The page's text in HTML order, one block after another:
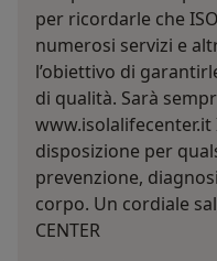
per ricordarle che
numerosi servizi e
l’obiettivo di
di qualità. Sarà
disposizione per
prevenzione,
corpo. Un cordiale
CENTER